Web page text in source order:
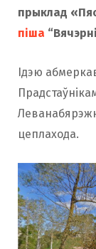
прыклад
піша
Ідэю
цеплахода.